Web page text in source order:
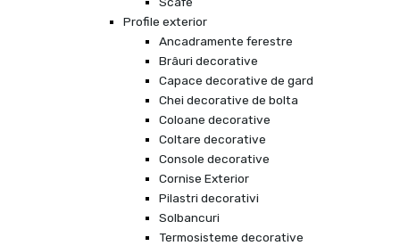
Profile exterior
Ancadramente ferestre
Brâuri decorative
Capace decorative de gard
Chei decorative de bolta
Coloane decorative
Coltare decorative
Console decorative
Cornise Exterior
Pilastri decorativi
Solbancuri
Termosisteme decorative